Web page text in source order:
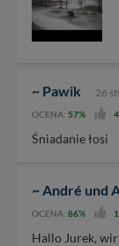
~ Pawik 26
OCENA: 57% 4
Śniadanie łosi
~ André und
OCENA: 86%
Hallo Jurek,
Dziękujemy,
nowo...